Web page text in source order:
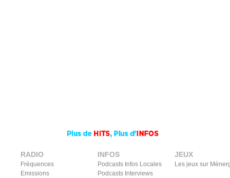
RADIO
Fréquences
Emissions
INFOS
Podcasts Infos Locales
Podcasts Interviews
JEUX
Les jeux sur